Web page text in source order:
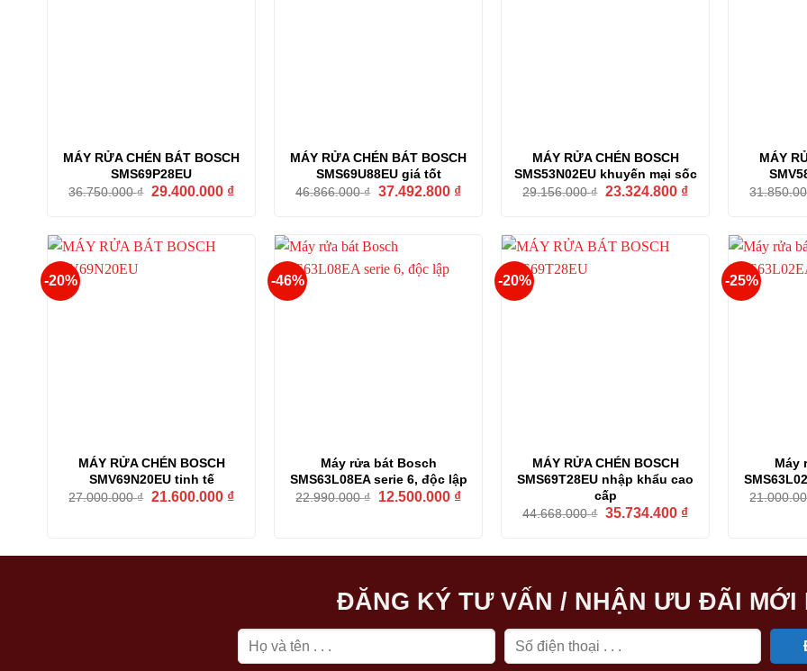
MÁY RỬA CHÉN BÁT BOSCH
SMS69P28EU
36.750.000₫ Giá
29.400.000 ₫Giá
29.400.000 ₫.
MÁY RỬA CHÉN BÁT BOSCH
SMS69U88EU giá tốt
46.866.000₫ Giá
37.492.800 ₫Giá
37.492.800 ₫.
MÁY RỬA CHÉN BOSCH
SMS53N02EU khuyến mại sốc
29.156.000₫ Giá
23.324.800 ₫Giá
23.324.800 ₫.
MÁY
-20%
MÁY RỬA CHÉN BOSCH
SMV69N20EU tinh tế
27.000.000₫ Giá
21.600.000 ₫Giá
-46%
Máy rửa bát Bosch
SMS63L08EA serie 6, độc lập
22.990.000₫
Giá
12.500.000 ₫Giá
-20%
MÁY RỬA CHÉN BOSCH
SMS69T28EU nhập khẩu cao
cấp
44.668.000₫ Giá
35.734.400 ₫Giá
-25%
Máy
ĐĂNG KÝ TƯ VẤN / NHẬN ƯU ĐÃI MỚI